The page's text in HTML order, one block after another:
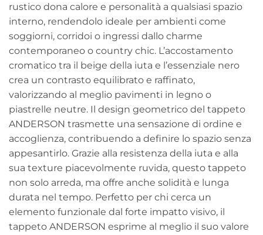
rustico dona calore e personalità a qualsiasi spazio
interno, rendendolo ideale per ambienti come
soggiorni, corridoi o ingressi dallo charme
contemporaneo o country chic. L’accostamento
cromatico tra il beige della iuta e l’essenziale nero
crea un contrasto equilibrato e raffinato,
valorizzando al meglio pavimenti in legno o
piastrelle neutre. Il design geometrico del tappeto
ANDERSON trasmette una sensazione di ordine e
accoglienza, contribuendo a definire lo spazio senza
appesantirlo. Grazie alla resistenza della iuta e alla
sua texture piacevolmente ruvida, questo tappeto
non solo arreda, ma offre anche solidità e lunga
durata nel tempo. Perfetto per chi cerca un
elemento funzionale dal forte impatto visivo, il
tappeto ANDERSON esprime al meglio il suo valore